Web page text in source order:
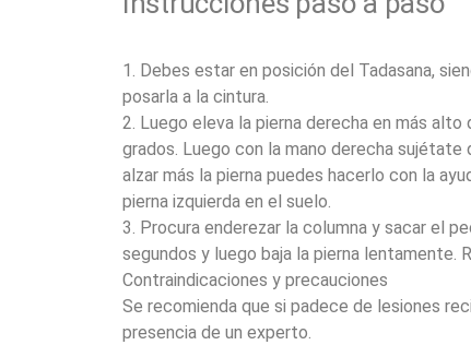
1. Debes estar en posición del Tadasana,
posarla a la cintura.
2. Luego eleva la pierna derecha en más
grados. Luego con la mano derecha
alzar más la pierna puedes hacerlo con la
pierna izquierda en el suelo.
3. Procura enderezar la columna y sacar el
segundos y luego baja la pierna lentamente.
Contraindicaciones y precauciones
Se recomienda que si padece de lesiones
presencia de un experto.